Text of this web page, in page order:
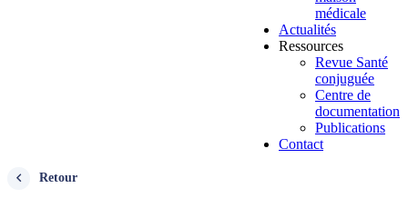
médicale
Actualités
Ressources
Revue Santé
conjuguée
Centre de
documentation
Publications
Contact
Retour